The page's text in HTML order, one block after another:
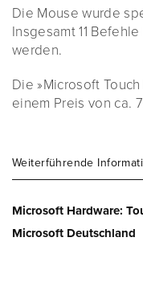
Die Mouse wurde
Insgesamt 11
werden.
Die »Microsoft
einem Preis von ca.
Weiterführende
Microsoft Hardware:
Microsoft Deutschland